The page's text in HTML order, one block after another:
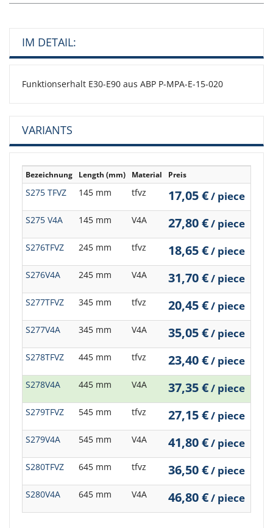
IM DETAIL:
Funktionserhalt E30-E90 aus ABP P-MPA-E-15-020
VARIANTS
Bezeichnung Length (mm) Material Preis
S275 TFVZ 145 mm tfvz 17,05 €/ piece
S275 V4A 145 mm V4A 27,80 €/ piece
S276TFVZ 245 mm tfvz 18,65 €/ piece
S276V4A 245 mm V4A 31,70 €/ piece
S277TFVZ 345 mm tfvz 20,45 €/ piece
S277V4A 345 mm V4A 35,05 €/ piece
S278TFVZ 445 mm tfvz 23,40 €/ piece
S278V4A 445 mm V4A 37,35 €/ piece
S279TFVZ 545 mm tfvz 27,15 €/ piece
S279V4A 545 mm V4A 41,80 €/ piece
S280TFVZ 645 mm tfvz 36,50 €/ piece
S280V4A 645 mm V4A 46,80 €/ piece